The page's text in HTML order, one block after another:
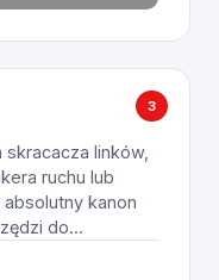
3
linków,
ruchu lub
kanon
do...